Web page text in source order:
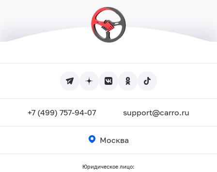
+7 (499) 757-94-07 support@carro.ru
Москва
Юридическое лицо: